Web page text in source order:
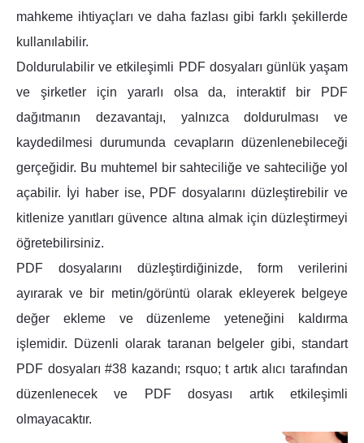
mahkeme ihtiyaçları ve daha fazlası gibi farklı şekillerde
kullanılabilir.
Doldurulabilir ve etkileşimli PDF dosyaları günlük yaşam
ve şirketler için yararlı olsa da, interaktif bir PDF
dağıtmanın dezavantajı, yalnızca doldurulması ve
kaydedilmesi durumunda cevapların düzenlenebileceği
gerçeğidir. Bu muhtemel bir sahteciliğe ve sahteciliğe yol
açabilir. İyi haber ise, PDF dosyalarını düzleştirebilir ve
kitlenize yanıtları güvence altına almak için düzleştirmeyi
öğretebilirsiniz.
PDF dosyalarını düzleştirdiğinizde, form verilerini
ayırarak ve bir metin/görüntü olarak ekleyerek belgeye
değer ekleme ve düzenleme yeteneğini kaldırma
işlemidir. Düzenli olarak taranan belgeler gibi, standart
PDF dosyaları #38 kazandı; rsquo; t artık alıcı tarafından
düzenlenecek ve PDF dosyası artık etkileşimli
olmayacaktır.